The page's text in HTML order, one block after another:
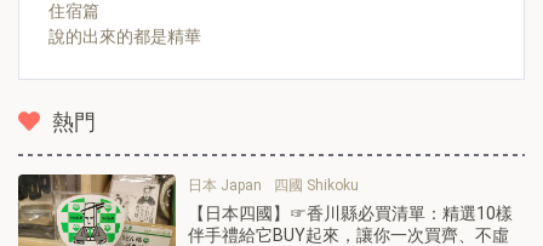
住宿篇
說的出來的都是精華
熱門
日本 Japan 四國 Shikoku
【日本四國】☞香川縣必買清單：精選10樣
伴手禮給它BUY起來，讓你一次買齊、不虛